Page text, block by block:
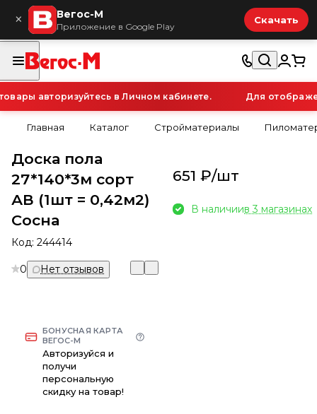
× Вегос-М
Приложение в Google Play
Скачать
авторизуйтесь в Личном кабинете. Для
Главная Каталог Стройматериалы
Доска пола
27*140*3м сорт
АВ (1шт = 0,42м2)
Сосна
Код: 244414
0 Нет отзывов
БОНУСНАЯ КАРТА
ВЕГОС-М
Авторизуйся и
получи
персональную
скидку на товар!
651 ₽/шт
В наличиив 3 магазинах